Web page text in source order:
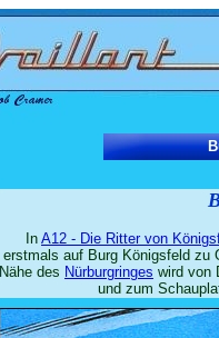
In A12 - Die Ritter von
erstmals auf Burg Königsfeld zu
Nähe des Nürburgringes wird von
und zum